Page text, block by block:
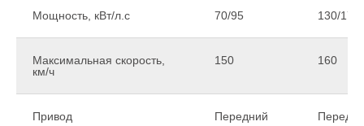
Мощность, кВт/л.с 70/95 130/177
Максимальная скорость,
км/ч
150 160
Привод Передний